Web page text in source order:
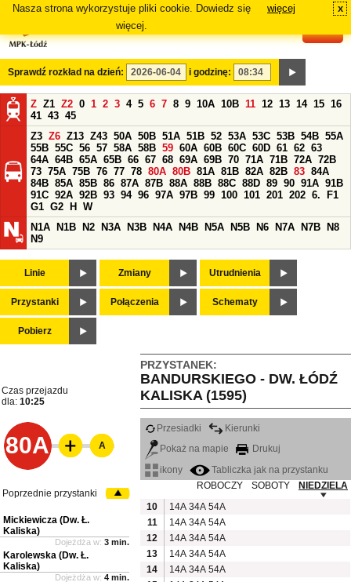
Nasza strona wykorzystuje pliki cookie. Dowiedz się
więcej.
więcej x
Sprawdź rozkład na dzień: i godzinę:
Z Z1 Z2 0 1 2 3 4 5 6 7 8 9 10A 10B 11 12 13 14 15 16
41 43 45
Z3 Z6 Z13 Z43 50A 50B 51A 51B 52 53A 53C 53B 54B 55A
55B 55C 56 57 58A 58B 59 60A 60B 60C 60D 61 62 63
64A 64B 65A 65B 66 67 68 69A 69B 70 71A 71B 72A 72B
73 75A 75B 76 77 78 80A 80B 81A 81B 82A 82B 83 84A
84B 85A 85B 86 87A 87B 88A 88B 88C 88D 89 90 91A 91B
91C 92A 92B 93 94 96 97A 97B 99 100 101 201 202 6.
F1
G1 G2 H
W
N1A
N1B N2 N3A N3B N4A N4B N5A N5B N6 N7A N7B
N8
N9
Linie Zmiany Utrudnienia
Przystanki Połączenia Schematy
Pobierz
PRZYSTANEK:
BANDURSKIEGO - DW. ŁÓDŹ
KALISKA (1595)
Czas przejazdu
dla: 10:25
80A
Przesiadki
Kierunki
Pokaż na mapie
Drukuj
ikony
Tabliczka jak na przystanku
ROBOCZY
SOBOTY
NIEDZIELA
10
14A 34A 54A
11
14A 34A 54A
12
14A 34A 54A
13
14A 34A 54A
14
14A 34A 54A
A
Poprzednie przystanki
Mickiewicza (Dw. Ł.
Kaliska)
Dojeżdża w: 3 min.
Karolewska (Dw. Ł.
Kaliska)
Dojeżdża w: 4 min.